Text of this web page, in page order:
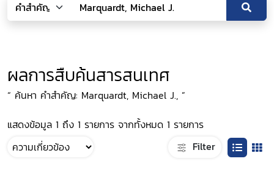
ผลการสืบค้นสารสนเทศ
“ ค้นหา คำสำคัญ: Marquardt, Michael J., ”
แสดงข้อมูล 1 ถึง 1 รายการ จากทั้งหมด 1 รายการ
Filter